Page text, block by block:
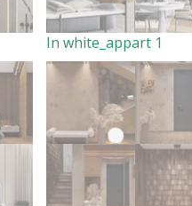
In white_appart 1